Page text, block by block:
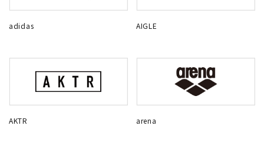
adidas AIGLE
AKTR arena